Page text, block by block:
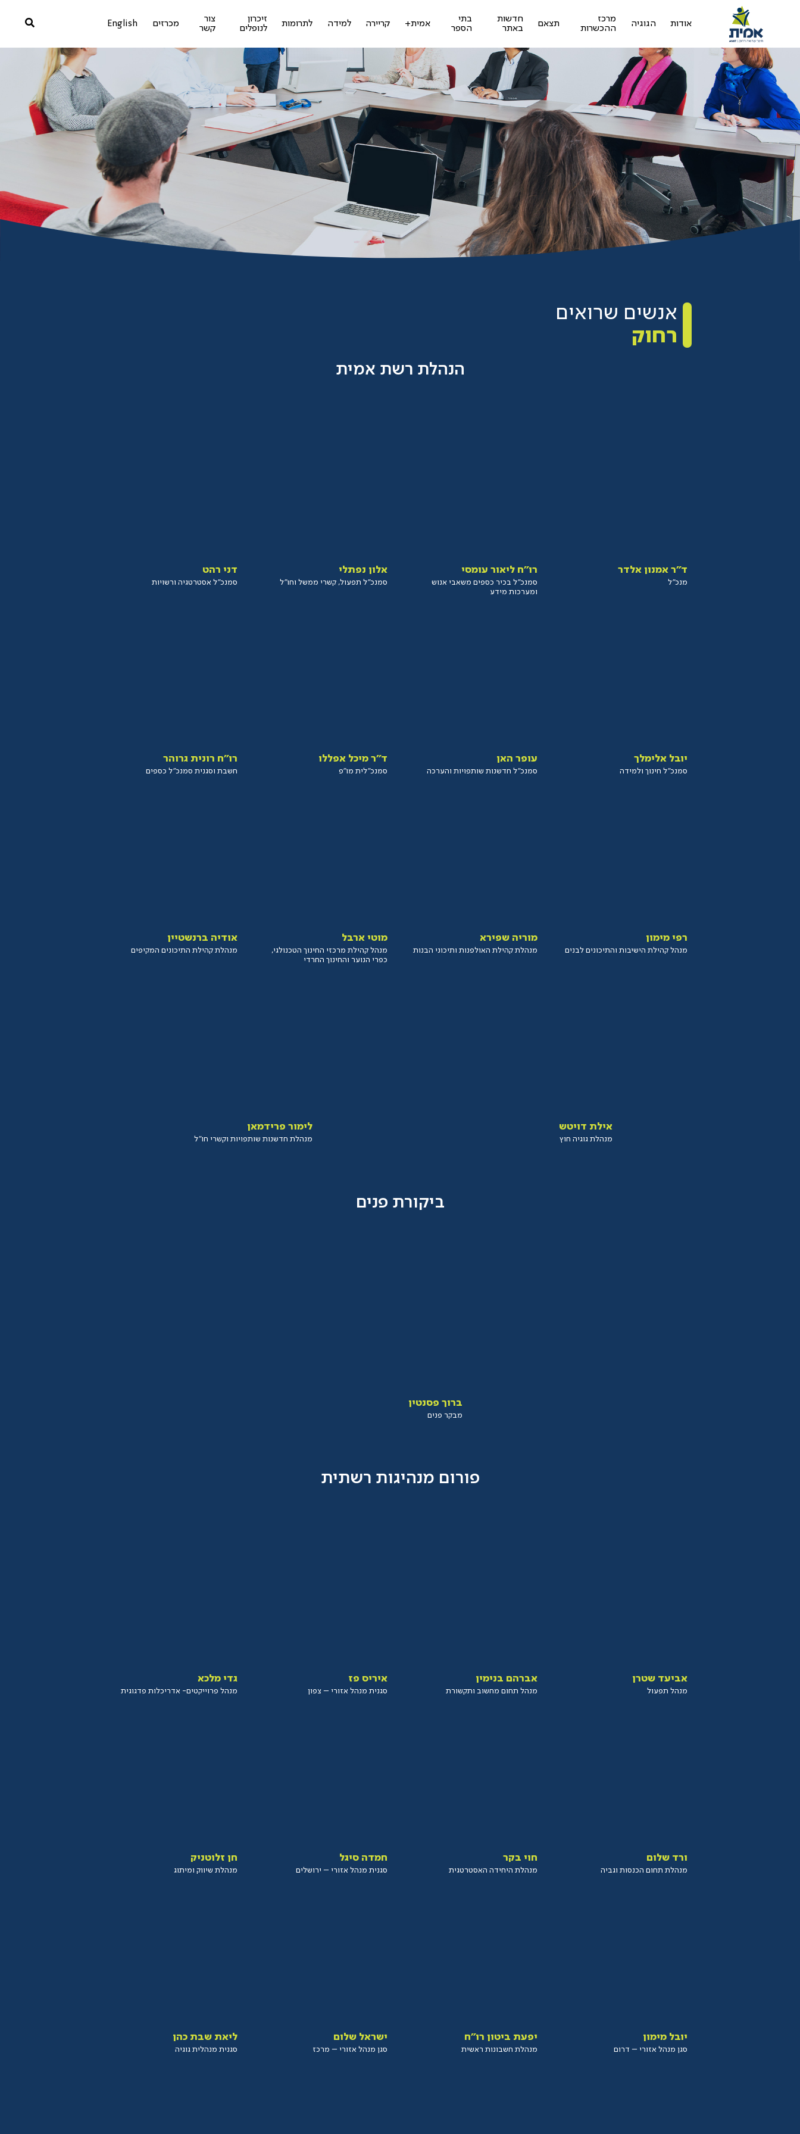
אודות הגוגיה
מרכז
ההכשרות
תצאם
חדשות
באתר
בתי
הספר
אמית+ קריירה למידה לתרומות
זיכרון
לנופלים
צור
קשר
מכרזים English
אנשים שרואים
רחוק
הנהלת רשת אמית
ד”ר אמנון אלדר
מנכ”ל
רו”ח ליאור עומסי
סמנכ”ל בכיר כספים משאבי אנוש
ומערכות מידע
אלון נפתלי
סמנכ”ל תפעול, קשרי ממשל וחו”ל
דני רהט
סמנכ”ל אסטרטגיה ורשויות
יובל אלימלך
סמנכ”ל חינוך ולמידה
עופר האן
סמנכ״ל חדשנות שותפויות והערכה
ד”ר מיכל אפללו
סמנכ״לית מו״פ
רו”ח רונית גרוהר
חשבת וסגנית סמנכ”ל כספים
רפי מימון
מנהל קהילת הישיבות והתיכונים לבנים
מוריה שפירא
מנהלת קהילת האולפנות ותיכוני הבנות
מוטי ארבל
מנהל קהילת מרכזי החינוך הטכנולגי,
כפרי הנוער והחינוך החרדי
אודיה ברנשטיין
מנהלת קהילת התיכונים המקיפים
אילת דויטש
מנהלת גוגיה חוץ
לימור פרידמאן
מנהלת חדשנות שותפויות וקשרי חו״ל
ביקורת פנים
ברוך פסנטין
מבקר פנים
פורום מנהיגות רשתית
אביעד שטרן
מנהל תפעול
אברהם בנימין
מנהל תחום מחשוב ותקשורת
איריס פז
סגנית מנהל אזורי – צפון
גדי מלכא
מנהל פרוייקטים- אדריכלות פדגוגית
ורד שלום
מנהלת תחום הכנסות וגביה
חוי בקר
מנהלת היחידה האסטרטגית
חמדה סיגל
סגנית מנהל אזורי – ירושלים
חן זלוטניק
מנהלת שיווק ומיתוג
יובל מימון
סגן מנהל אזורי – דרום
יפעת ביטון רו”ח
מנהלת חשבונות ראשית
ישראל שלום
סגן מנהל אזורי – מרכז
ליאת שבת כהן
סגנית מנהלית גוגיה